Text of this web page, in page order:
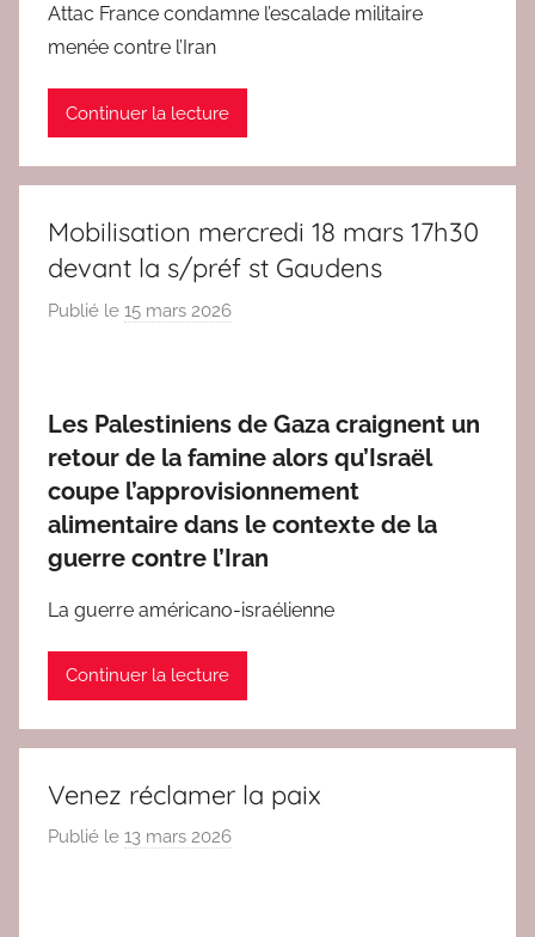
Attac France condamne l’escalade militaire
menée contre l’Iran
Continuer la lecture
Mobilisation mercredi 18 mars 17h30
devant la s/préf st Gaudens
Publié le 15 mars 2026
e
d
a
c
2
Les Palestiniens de Gaza craignent un
retour de la famine alors qu’Israël
coupe l’approvisionnement
alimentaire dans le contexte de la
guerre contre l’Iran
La guerre américano-israélienne
Continuer la lecture
Venez réclamer la paix
Publié le 13 mars 2026